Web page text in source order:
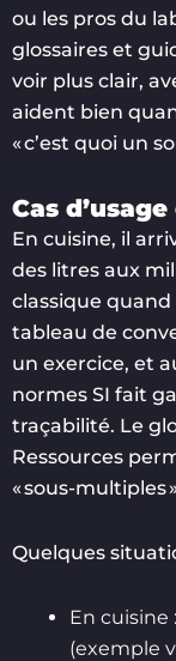
ou les pros du
glossaires et
voir plus clair,
aident bien
« c’est quoi un
Cas
En cuisine, il
des litres aux
classique quand
tableau de
un exercice, et
normes SI fait
traçabilité. Le
Ressources
« sous-
Quelques
En cuisine
(exemple